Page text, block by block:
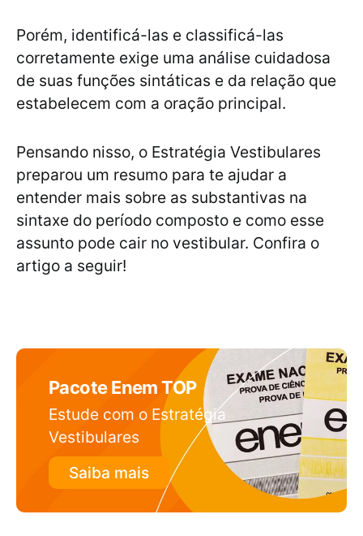
Porém, identificá-las e classificá-las
corretamente exige uma análise cuidadosa
de suas funções sintáticas e da relação que
estabelecem com a oração principal.
Pensando nisso, o Estratégia Vestibulares
preparou um resumo para te ajudar a
entender mais sobre as substantivas na
sintaxe do período composto e como esse
assunto pode cair no vestibular. Confira o
artigo a seguir!
Pacote Enem TOP
Estude com o Estratégia
Vestibulares
Saiba mais